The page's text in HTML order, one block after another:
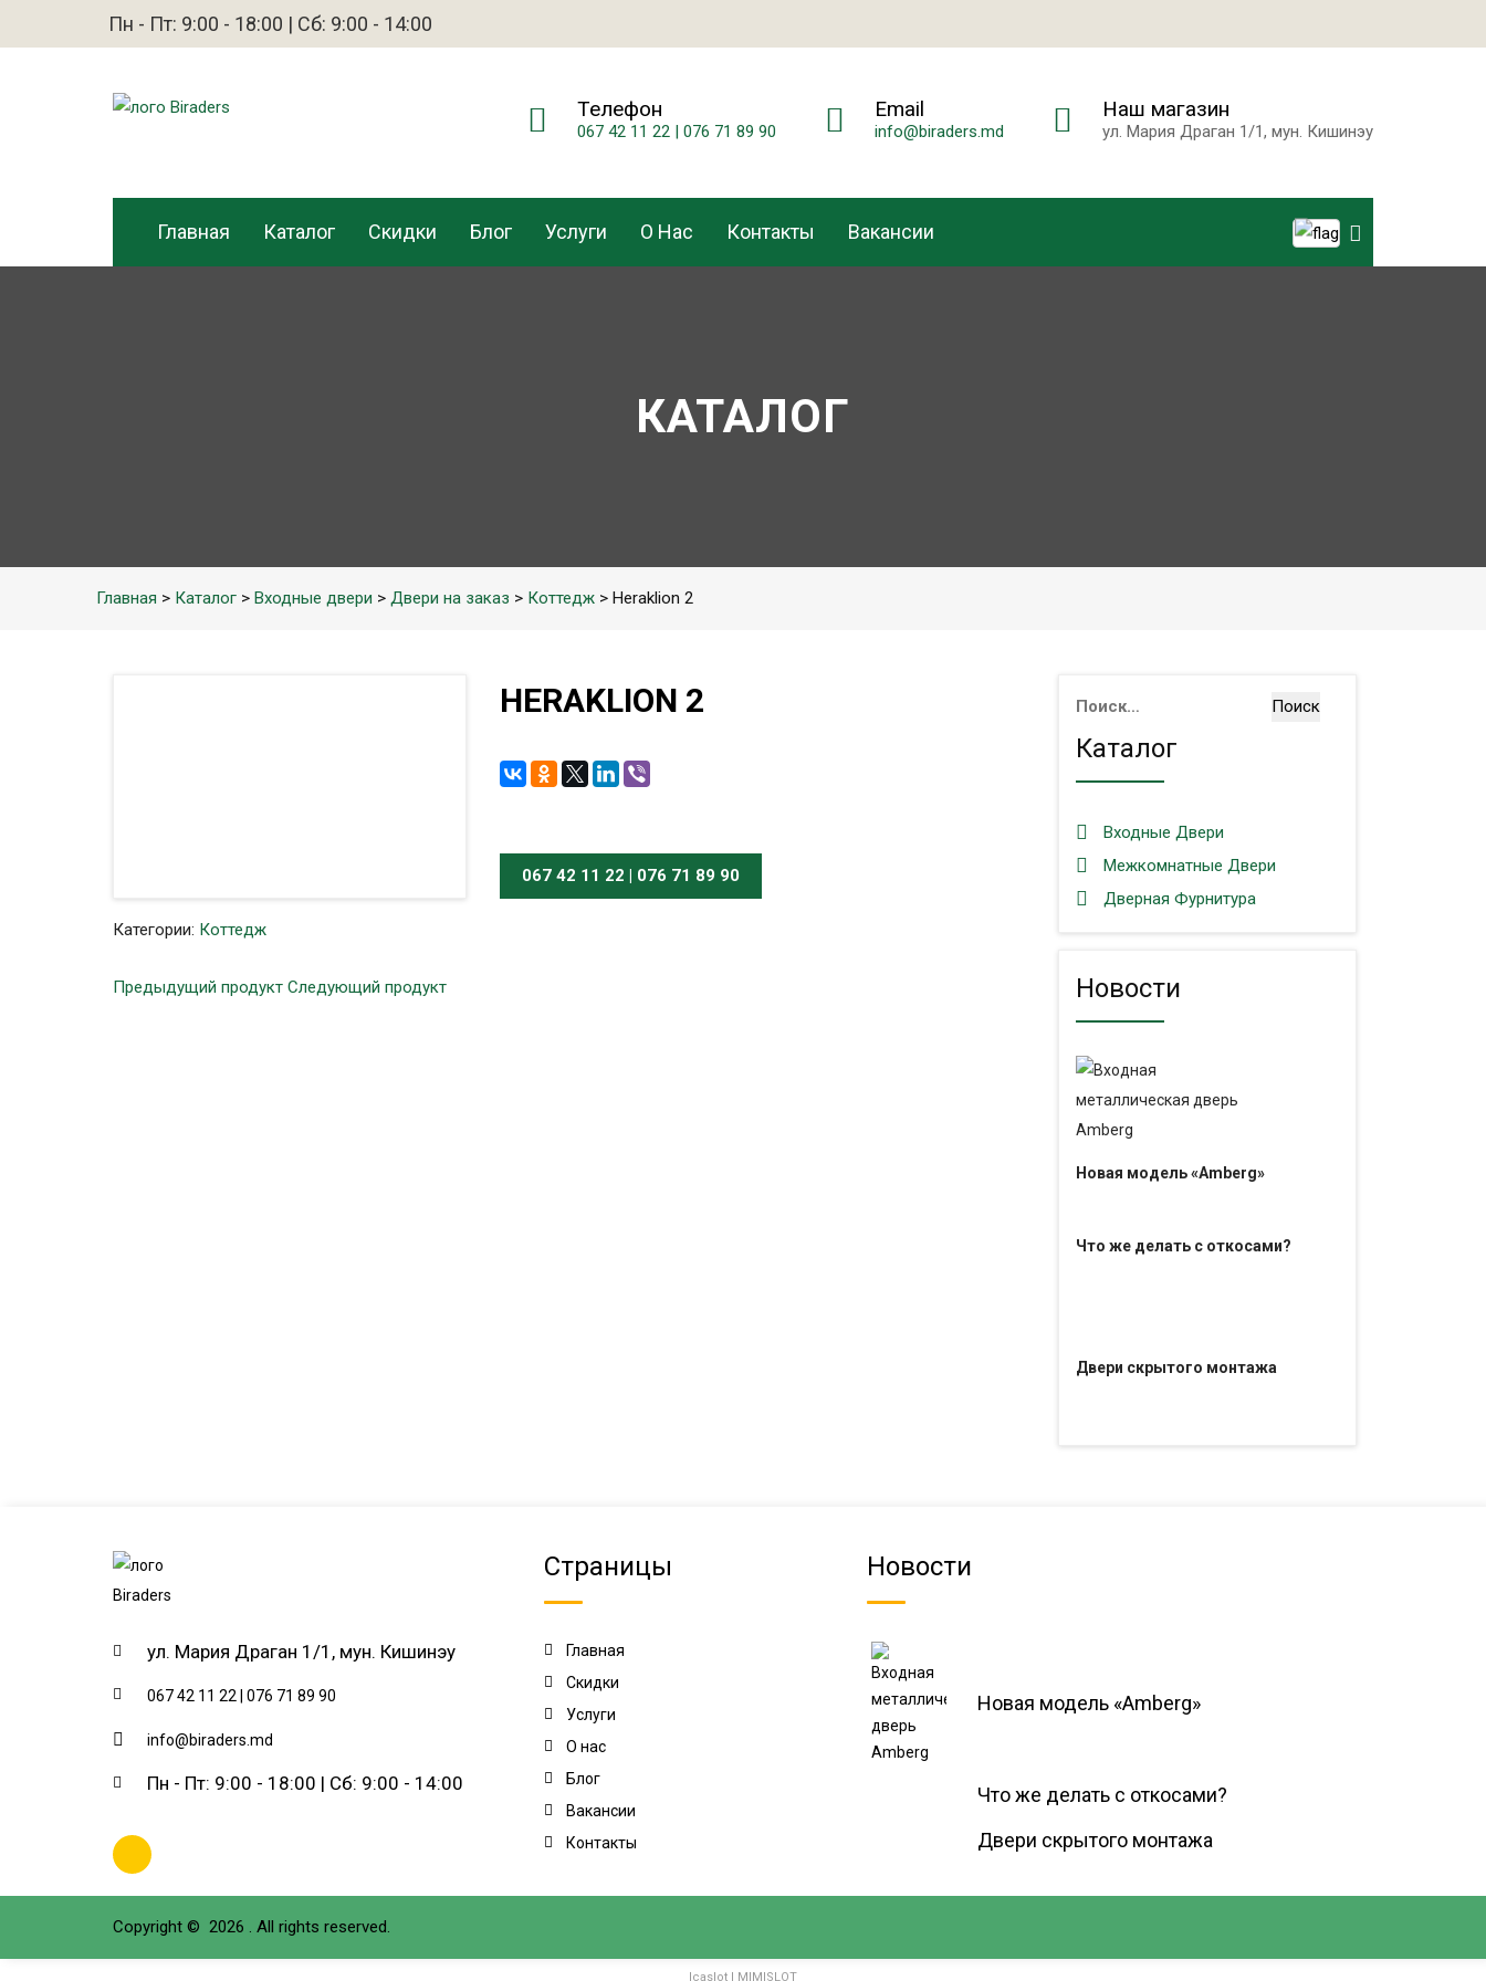
Пн - Пт: 9:00 - 18:00 | Сб: 9:00 - 14:00
Телефон
067 42 11 22 | 076 71 89 90
Email
info@biraders.md
Наш магазин
ул. Мария Драган 1/1, мун. Кишинэу
Главная Каталог Скидки Блог Услуги О Нас Контакты Вакансии
КАТАЛОГ
Главная > Каталог > Входные двери > Двери на заказ > Коттедж > Heraklion 2
HERAKLION 2
067 42 11 22 | 076 71 89 90
Категории: Коттедж
Предыдущий продукт Следующий продукт
Найти:
Каталог
Входные Двери
Межкомнатные Двери
Дверная Фурнитура
Новости
Новая модель «Amberg»
Что же делать с откосами?
Двери скрытого монтажа
ул. Мария Драган 1/1, мун. Кишинэу
067 42 11 22 | 076 71 89 90
info@biraders.md
Пн - Пт: 9:00 - 18:00 | Сб: 9:00 - 14:00
Страницы
Главная
Скидки
Услуги
О нас
Блог
Вакансии
Контакты
Новости
Новая модель «Amberg»
Что же делать с откосами?
Двери скрытого монтажа
Copyright © 2026 . All rights reserved.
Icaslot | MIMISLOT